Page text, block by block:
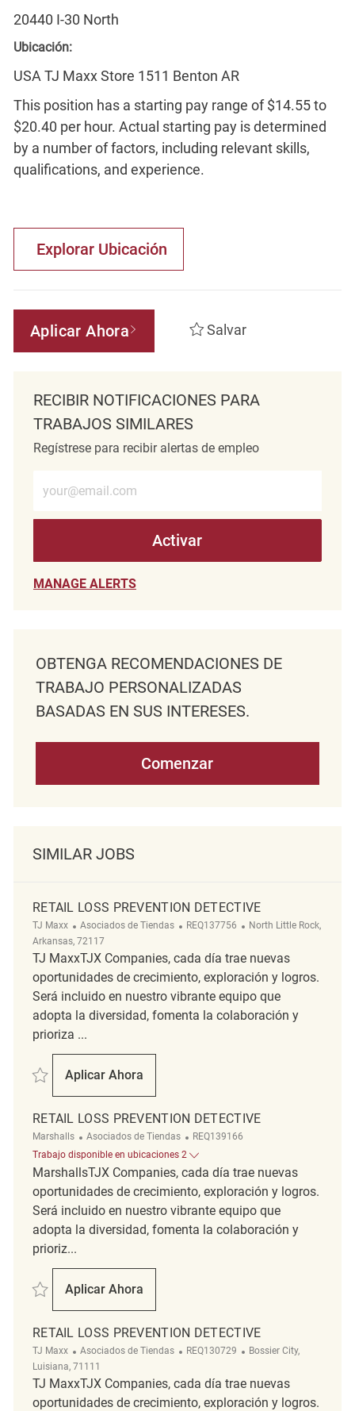
20440 I-30 North
Ubicación:
USA TJ Maxx Store 1511 Benton AR
This position has a starting pay range of $14.55 to
$20.40 per hour. Actual starting pay is determined
by a number of factors, including relevant skills,
qualifications, and experience.
Explorar Ubicación
Aplicar Ahora Salvar
RECIBIR NOTIFICACIONES PARA
TRABAJOS SIMILARES
Regístrese para recibir alertas de empleo
Activar
MANAGE ALERTS
OBTENGA RECOMENDACIONES DE
TRABAJO PERSONALIZADAS
BASADAS EN SUS INTERESES.
Comenzar
SIMILAR JOBS
RETAIL LOSS PREVENTION DETECTIVE
TJ Maxx Categoría
Asociados de Tiendas ReqId
REQ137756 Ubicación
North Little Rock,
Arkansas, 72117
TJ MaxxTJX Companies, cada día trae nuevas
oportunidades de crecimiento, exploración y logros.
Será incluido en nuestro vibrante equipo que
adopta la diversidad, fomenta la colaboración y
prioriza ...
Salvar Retail Loss Prevention Detective REQ137756
Aplicar Ahora
Retail Loss Prevention Detective
RETAIL LOSS PREVENTION DETECTIVE
Marshalls Categoría
Asociados de Tiendas ReqId
REQ139166
Trabajo disponible en ubicaciones 2
MarshallsTJX Companies, cada día trae nuevas
oportunidades de crecimiento, exploración y logros.
Será incluido en nuestro vibrante equipo que
adopta la diversidad, fomenta la colaboración y
prioriz...
Salvar Retail Loss Prevention Detective REQ139166
Aplicar Ahora
Retail Loss Prevention Detective
RETAIL LOSS PREVENTION DETECTIVE
TJ Maxx Categoría
Asociados de Tiendas ReqId
REQ130729 Ubicación
Bossier City,
Luisiana, 71111
TJ MaxxTJX Companies, cada día trae nuevas
oportunidades de crecimiento, exploración y logros.